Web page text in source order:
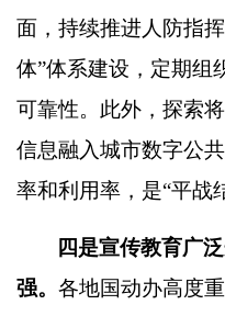
面，持续推进人防指
体”体系建设，定期组
可靠性。此外，探索
信息融入城市数字公
率和利用率，是“平战
四是宣传教育广
强。 各地国动办高度